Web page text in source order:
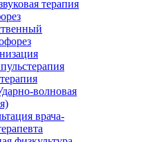
терапия
волновая
врача-